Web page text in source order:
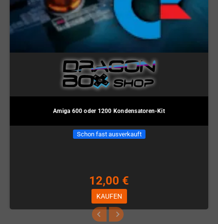
Amiga 600 oder 1200 Kondensatoren-Kit
Schon fast ausverkauft
12,00 €
KAUFEN